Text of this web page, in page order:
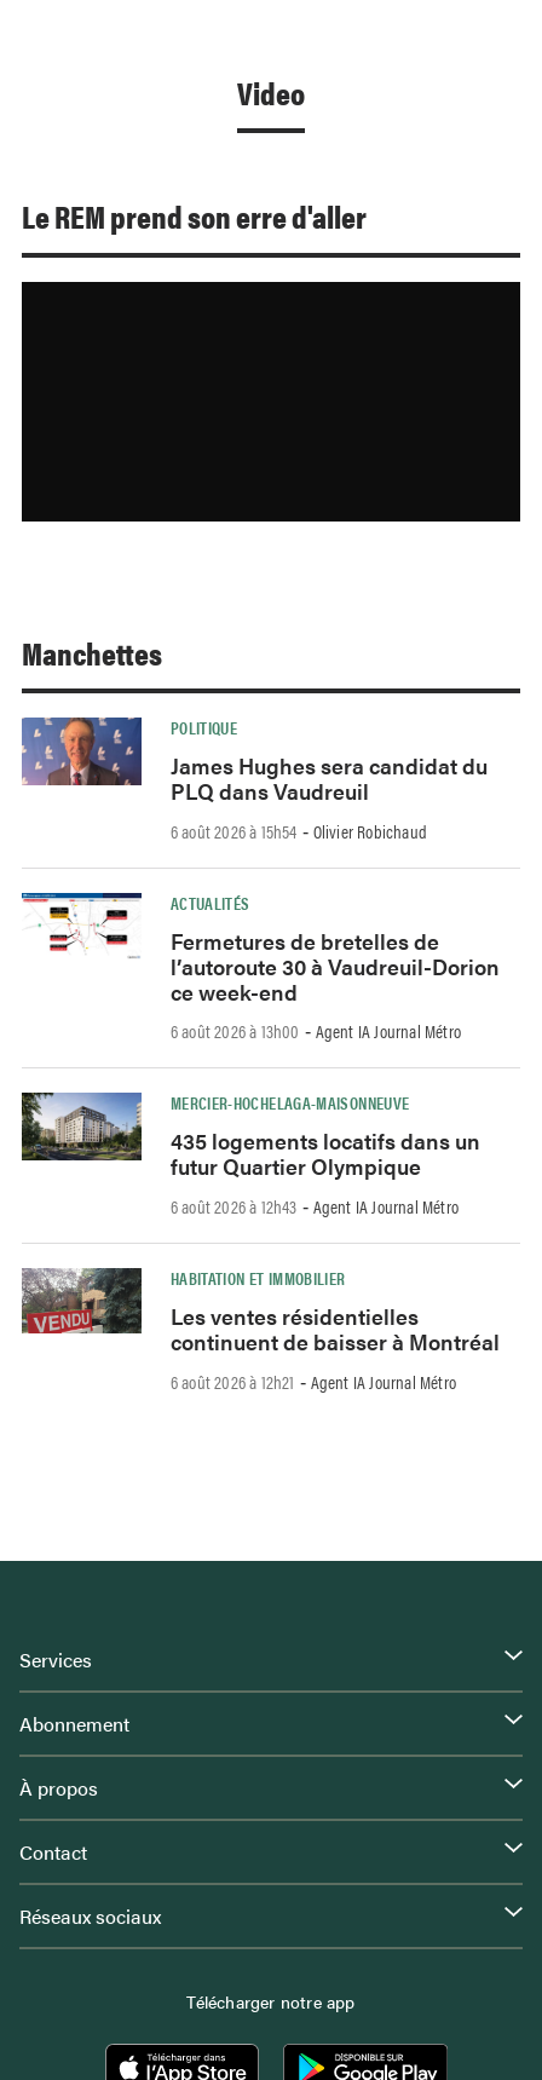
Video
Le REM prend son erre d'aller
Manchettes
POLITIQUE
James Hughes sera candidat du
PLQ dans Vaudreuil
6 août 2026 à 15h54 - Olivier Robichaud
ACTUALITÉS
Fermetures de bretelles de
l’autoroute 30 à Vaudreuil-Dorion
ce week-end
6 août 2026 à 13h00 - Agent IA Journal Métro
MERCIER-HOCHELAGA-MAISONNEUVE
435 logements locatifs dans un
futur Quartier Olympique
6 août 2026 à 12h43 - Agent IA Journal Métro
HABITATION ET IMMOBILIER
Les ventes résidentielles
continuent de baisser à Montréal
6 août 2026 à 12h21 - Agent IA Journal Métro
Services
Abonnement
À propos
Contact
Réseaux sociaux
Télécharger notre app